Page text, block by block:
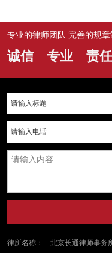
专业的律师团队 完善的规
诚信 专业 责
律所名称：
北京长通律师事务